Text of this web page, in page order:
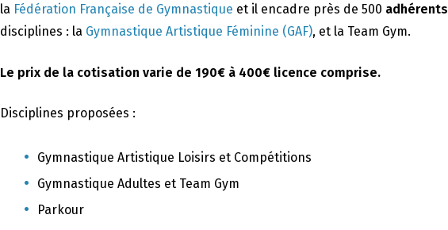
la Fédération Française de Gymnastique et il encadre près de 500 adhérents
disciplines : la Gymnastique Artistique Féminine (GAF), et la Team Gym.
Le prix de la cotisation varie de 190€ à 400€ licence comprise.
Disciplines proposées :
Gymnastique Artistique Loisirs et Compétitions
Gymnastique Adultes et Team Gym
Parkour